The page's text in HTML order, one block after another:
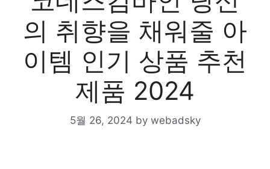
의 취향을 채워줄 아
이템 인기 상품 추천
제품 2024
5월 26, 2024 by webadsky